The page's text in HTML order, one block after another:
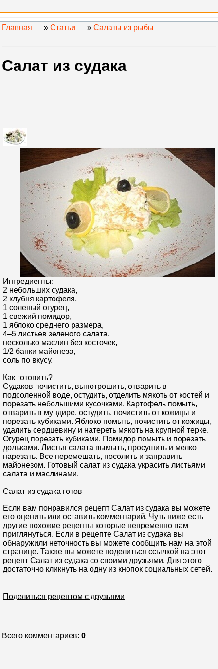
Главная » Статьи » Салаты из рыбы
Салат из судака
Ингредиенты:
2 небольших судака,
2 клубня картофеля,
1 соленый огурец,
1 свежий помидор,
1 яблоко среднего размера,
4–5 листьев зеленого салата,
несколько маслин без косточек,
1/2 банки майонеза,
соль по вкусу.
Как готовить?
Судаков почистить, выпотрошить, отварить в
подсоленной воде, остудить, отделить мякоть от костей и
порезать небольшими кусочками. Картофель помыть,
отварить в мундире, остудить, почистить от кожицы и
порезать кубиками. Яблоко помыть, почистить от кожицы,
удалить сердцевину и натереть мякоть на крупной терке.
Огурец порезать кубиками. Помидор помыть и порезать
дольками. Листья салата вымыть, просушить и мелко
нарезать. Все перемешать, посолить и заправить
майонезом. Готовый салат из судака украсить листьями
салата и маслинами.
Салат из судака готов
Если вам понравился рецепт Салат из судака вы можете
его оценить или оставить комментарий. Чуть ниже есть
другие похожие рецепты которые непременно вам
приглянуться. Если в рецепте Салат из судака вы
обнаружили неточность вы можете сообщить нам на этой
странице. Также вы можете поделиться ссылкой на этот
рецепт Салат из судака со своими друзьями. Для этого
достаточно кликнуть на одну из кнопок социальных сетей.
Поделиться рецептом с друзьями
Всего комментариев: 0